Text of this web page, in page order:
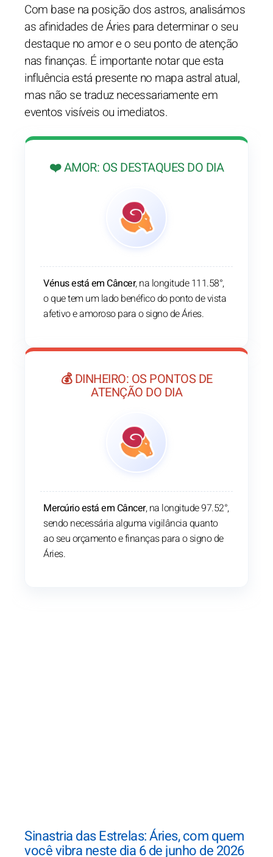
Com base na posição dos astros, analisámos
as afinidades de Áries para determinar o seu
destaque no amor e o seu ponto de atenção
nas finanças. É importante notar que esta
influência está presente no mapa astral atual,
mas não se traduz necessariamente em
eventos visíveis ou imediatos.
❤️ AMOR: OS DESTAQUES DO DIA
Vénus está em Câncer, na longitude 111.58°,
o que tem um lado benéfico do ponto de vista
afetivo e amoroso para o signo de Áries.
💰 DINHEIRO: OS PONTOS DE
ATENÇÃO DO DIA
Mercúrio está em Câncer, na longitude 97.52°,
sendo necessária alguma vigilância quanto
ao seu orçamento e finanças para o signo de
Áries.
Sinastria das Estrelas: Áries, com quem
você vibra neste dia 6 de junho de 2026